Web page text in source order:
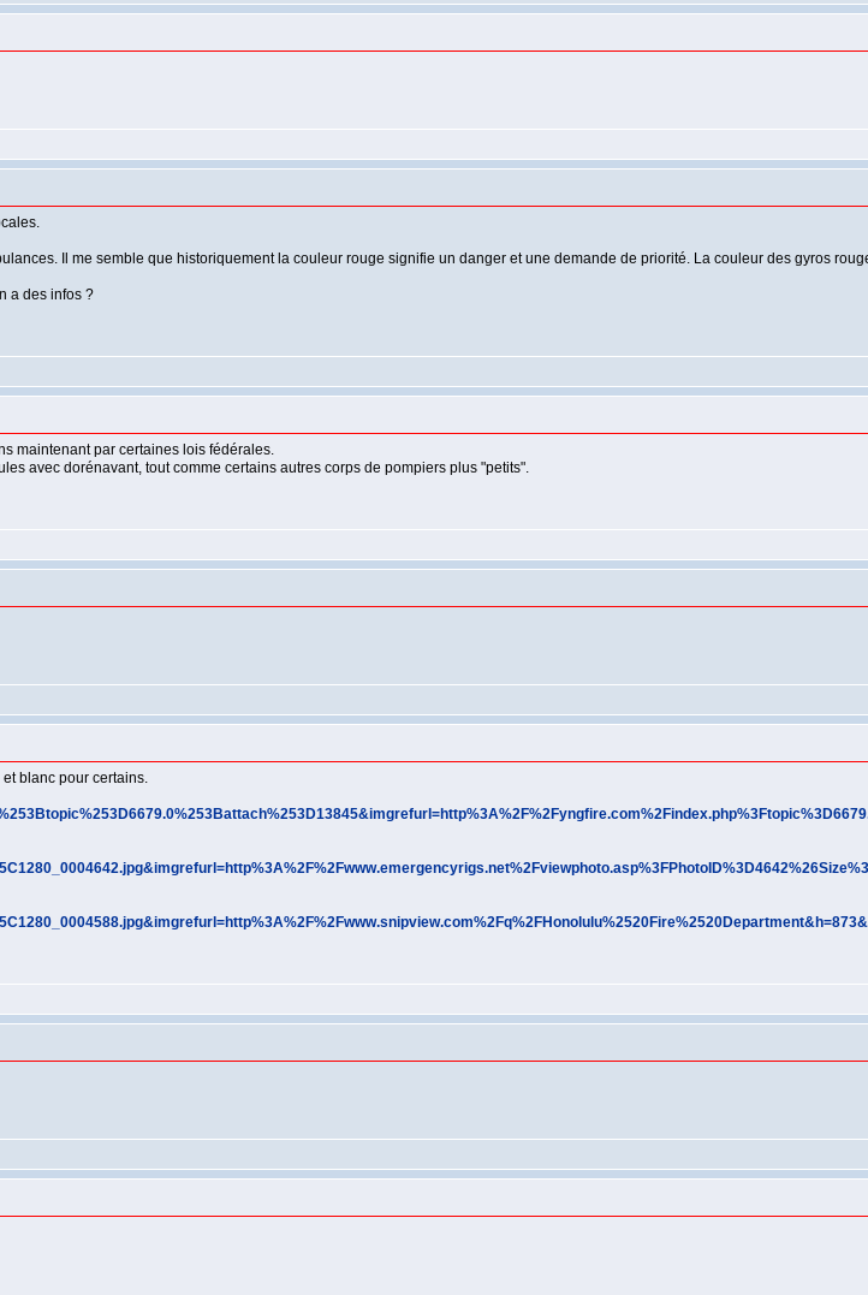
Il me semble que historiquement la couleur rouge signifie un danger et une demande de priorité. La couleur des gyros
a des infos ?
maintenant par certaines lois fédérales.
avec dorénavant, tout comme certains autres corps de pompiers plus "petits".
blanc pour certains.